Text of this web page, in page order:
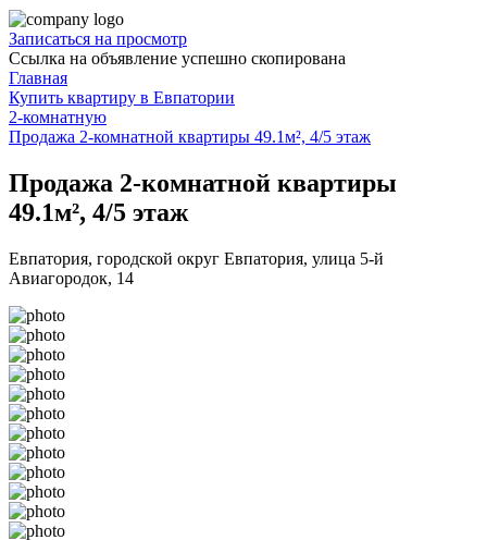
Записаться на просмотр
Ссылка на объявление успешно скопирована
Главная
Купить квартиру в Евпатории
2-комнатную
Продажа 2-комнатной квартиры 49.1м², 4/5 этаж
Продажа 2-комнатной квартиры
49.1м², 4/5 этаж
Евпатория, городской округ Евпатория, улица 5-й
Авиагородок, 14